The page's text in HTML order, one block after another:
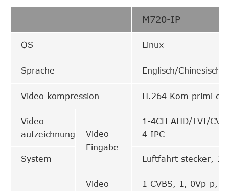
M720-IP
OS Linux
Sprache Englisch/Chinesisch/
Video kompression H.264 Kom primi
Video
aufzeichnung
Video-
Eingabe
1-4CH AHD/TVI/
4 IPC
System Luftfahrt stecker,
Video
1 CVBS, 1, 0Vp-p,